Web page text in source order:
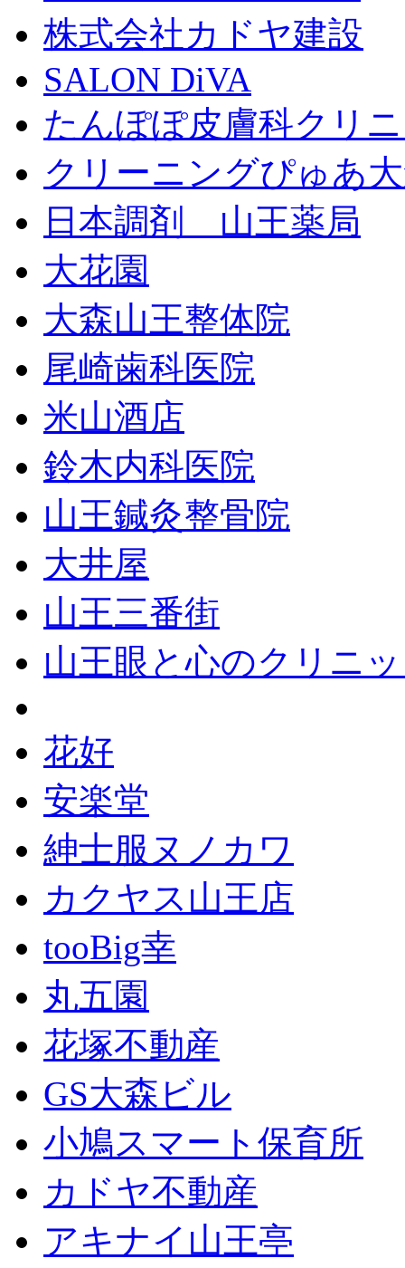
株式会社カドヤ建設
SALON DiVA
たんぽぽ皮膚科クリ
クリーニングぴゅあ
日本調剤 山王薬局
大花園
大森山王整体院
尾崎歯科医院
米山酒店
鈴木内科医院
山王鍼灸整骨院
大井屋
山王三番街
山王眼と心のクリニ
花好
安楽堂
紳士服ヌノカワ
カクヤス山王店
tooBig幸
丸五園
花塚不動産
GS大森ビル
小鳩スマート保育所
カドヤ不動産
アキナイ山王亭